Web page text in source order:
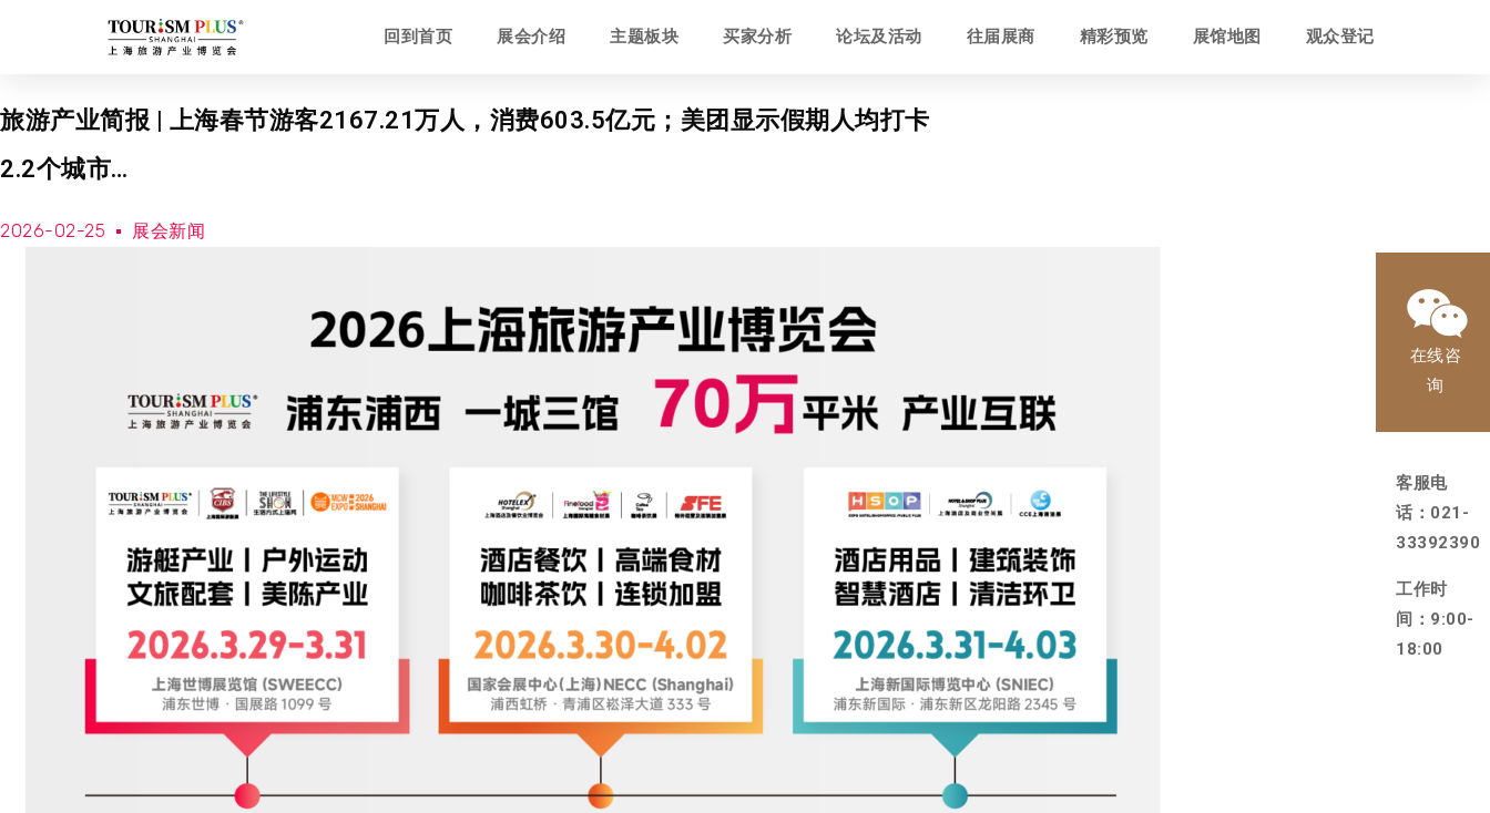
回到首页 展会介绍 主题板块 买家分析 论坛及活动 往届展商 精彩预览 展馆地图 观众登记
旅游产业简报 | 上海春节游客2167.21万人，消费603.5亿元；美团显示假期人均打卡
2.2个城市…
2026-02-25 展会新闻
在线咨
询
客服电
话：021-
33392390
工作时
间：9:00-
18:00